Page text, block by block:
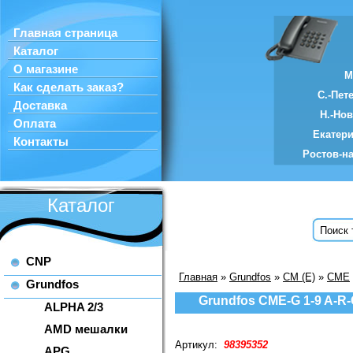
Главная страница
Каталог
О магазине
Как сделать заказ?
Доставка
Оплата
Контакты
С.-
Н.-
Ростов-
Каталог
CNP
Grundfos
ALPHA 2/3
AMD мешалки
Главная » Grundfos » CM (E) » CME
Grundfos CME-G 1-9 A-
Артикул: 98395352